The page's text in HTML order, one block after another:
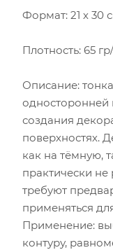
Формат: 21 х 30
Плотность: 65
Описание:
односторонней
создания
поверхностях.
как на тёмную,
практически не
требуют
применяться
Применение:
контуру,